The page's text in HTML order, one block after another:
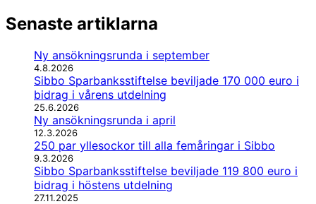
Senaste artiklarna
Ny ansökningsrunda i september
4.8.2026
Sibbo Sparbanksstiftelse beviljade 170 000 euro i
bidrag i vårens utdelning
25.6.2026
Ny ansökningsrunda i april
12.3.2026
250 par yllesockor till alla femåringar i Sibbo
9.3.2026
Sibbo Sparbanksstiftelse beviljade 119 800 euro i
bidrag i höstens utdelning
27.11.2025